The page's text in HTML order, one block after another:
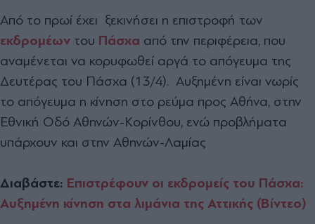
Από το πρωί έχει ξεκινήσει η επιστροφή των
εκδρομέων του Πάσχα από την περιφέρεια, που
αναμένεται να κορυφωθεί αργά το απόγευμα της
Δευτέρας του Πάσχα (13/4). Αυξημένη είναι νωρίς
το απόγευμα η κίνηση στο ρεύμα προς Αθήνα, στην
Εθνική Οδό Αθηνών-Κορίνθου, ενώ προβλήματα
υπάρχουν και στην Αθηνών-Λαμίας
Διαβάστε: Επιστρέφουν οι εκδρομείς του Πάσχα:
Αυξημένη κίνηση στα λιμάνια της Αττικής (Βίντεο)